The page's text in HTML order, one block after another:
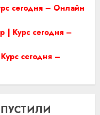
сегодня – Онлайн
| Курс сегодня –
сегодня –